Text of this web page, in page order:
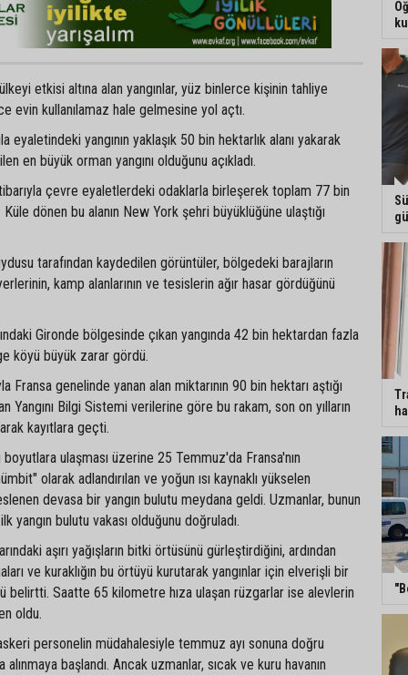
etkisi altına alan yangınlar, yüz binlerce kişinin tahliye
evin kullanılamaz hale gelmesine yol açtı.
eyaletindeki yangının yaklaşık 50 bin hektarlık alanı yakarak
en büyük orman yangını olduğunu açıkladı.
çevre eyaletlerdeki odaklarla birleşerek toplam 77 bin
Küle dönen bu alanın New York şehri büyüklüğüne ulaştığı
tarafından kaydedilen görüntüler, bölgedeki barajların
kamp alanlarının ve tesislerin ağır hasar gördüğünü
Gironde bölgesinde çıkan yangında 42 bin hektardan fazla
köyü büyük zarar gördü.
Fransa genelinde yanan alan miktarının 90 bin hektarı aştığı
Yangını Bilgi Sistemi verilerine göre bu rakam, son on yılların
kayıtlara geçti.
boyutlara ulaşması üzerine 25 Temmuz'da Fransa'nın
olarak adlandırılan ve yoğun ısı kaynaklı yükselen
devasa bir yangın bulutu meydana geldi. Uzmanlar, bunun
yangın bulutu vakası olduğunu doğruladı.
aşırı yağışların bitki örtüsünü gürleştirdiğini, ardından
ve kuraklığın bu örtüyü kurutarak yangınlar için elverişli bir
belirtti. Saatte 65 kilometre hıza ulaşan rüzgarlar ise alevlerin
oldu.
personelin müdahalesiyle temmuz ayı sonuna doğru
alınmaya başlandı. Ancak uzmanlar, sıcak ve kuru havanın